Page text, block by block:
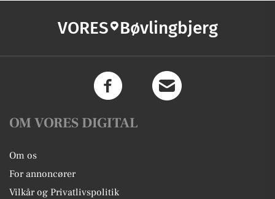
VORES Bøvlingbjerg
OM VORES DIGITAL
Om os
For annoncører
Vilkår og Privatlivspolitik